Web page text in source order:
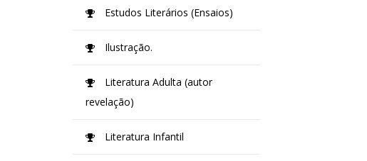
Estudos Literários (Ensaios)
Ilustração.
Literatura Adulta (autor
revelação)
Literatura Infantil